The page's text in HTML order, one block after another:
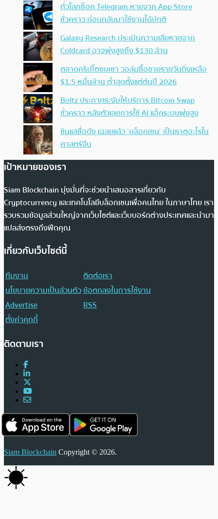
ทั่วโลกช็อก Telegram หายจาก App Store
ชั่วคราว ก่อนกลับมาใช้งานได้ปกติ
Galaxy Research ประเมินความเสียหายจาก
Coldcard อาจพุ่งสูงถึง $130 ล้าน
ตลาดคริปโตซบเซา วอลุ่มซื้อขายรายวันดิ่งเหลือ
$1.5 หมื่นล้าน ต่ำสุดตั้งแต่ต้นปี 2026
Boltz ประกาศระงับให้บริการ Bitcoin Swap
ชั่วคราว หลังตัวเลขการใช้ AI แฮ็กระบบพุ่งสูง
ซินแสชื่อดัง เฉลยแล้ว ‘บล็อกเชน’ เป็นธาตุอะไรใน
ศาสตร์จีน
เป้าหมายของเรา
Siam Blockchain มุ่งมั่นที่จะช่วยนำเสนอสารเกี่ยวกับ
Cryptocurrency และเทคโนโลยีบล็อกเชนเพื่อคนไทย ในภาษาไทย เรา
รวบรวมข้อมูลส่วนใหญ่จากเว็บไซต์และเว็บบอร์ดต่างประเทศและนำมา
แปลส่งตรงถึงฟีดคุณ
เกี่ยวกับเว็บไซต์นี้
ทีมงาน
ติดต่อเรา
นโยบายความเป็นส่วนตัวข้อตกลงในการใช้งาน
Advertise
RSS
ตั้งค่าคุกกี้
ติดตามเรา
Siam Blockchain Copyright © 2026.